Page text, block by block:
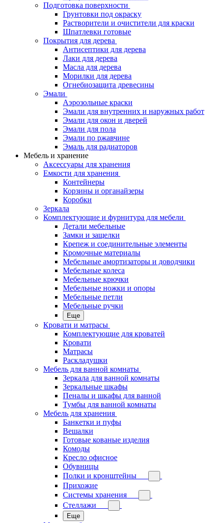
Подготовка поверхности
Грунтовки под окраску
Растворители и очистители для краски
Шпатлевки готовые
Покрытия для дерева
Антисептики для дерева
Лаки для дерева
Масла для дерева
Морилки для дерева
Огнебиозащита древесины
Эмали
Аэрозольные краски
Эмали для внутренних и наружных работ
Эмали для окон и дверей
Эмали для пола
Эмали по ржавчине
Эмаль для радиаторов
Мебель и хранение
Аксессуары для хранения
Емкости для хранения
Контейнеры
Корзины и органайзеры
Коробки
Зеркала
Комплектующие и фурнитура для мебели
Детали мебельные
Замки и защелки
Крепеж и соединительные элементы
Кромочные материалы
Мебельные амортизаторы и доводчики
Мебельные колеса
Мебельные крючки
Мебельные ножки и опоры
Мебельные петли
Мебельные ручки
Еще
Кровати и матрасы
Комплектующие для кроватей
Кровати
Матрасы
Раскладушки
Мебель для ванной комнаты
Зеркала для ванной комнаты
Зеркальные шкафы
Пеналы и шкафы для ванной
Тумбы для ванной комнаты
Мебель для хранения
Банкетки и пуфы
Вешалки
Готовые кованые изделия
Комоды
Кресло офисное
Обувницы
Полки и кронштейны
Прихожие
Системы хранения
Стеллажи
Еще